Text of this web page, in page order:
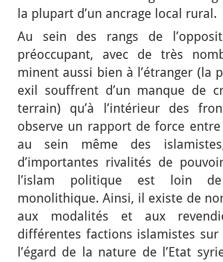
la plupart d’un ancrage local rural.
Au sein des rangs de
préoccupant, avec de très
minent aussi bien à l’étranger (la
exil souffrent d’un manque de
terrain) qu’à l’intérieur des
observe un rapport de force
au sein même des
d’importantes rivalités de
l’islam politique est loin
monolithique. Ainsi, il existe de
aux modalités et aux
différentes factions islamistes
l’égard de la nature de l’Etat